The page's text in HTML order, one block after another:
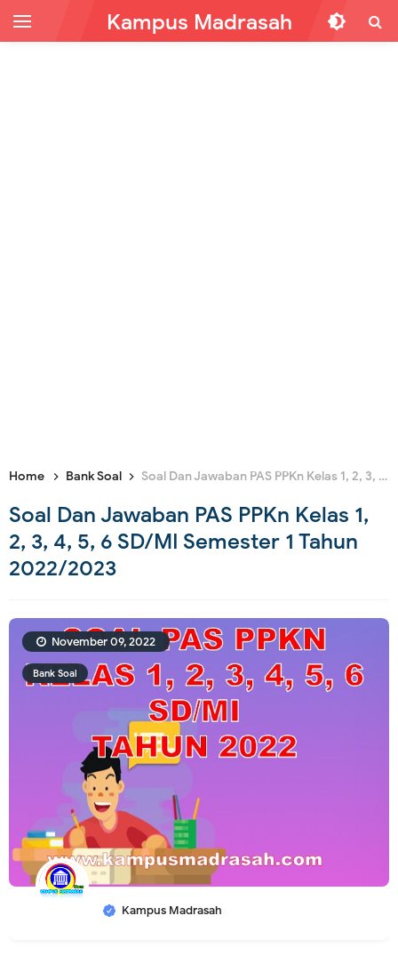
Kampus Madrasah
Home Bank Soal Soal Dan Jawaban PAS PPKn Kelas 1, 2, 3, 4, 5, 6 SD/MI Semester 1 Tahun 2022/2023
Soal Dan Jawaban PAS PPKn Kelas 1,
2, 3, 4, 5, 6 SD/MI Semester 1 Tahun
2022/2023
Bank Soal
Kampus Madrasah
November 09, 2022